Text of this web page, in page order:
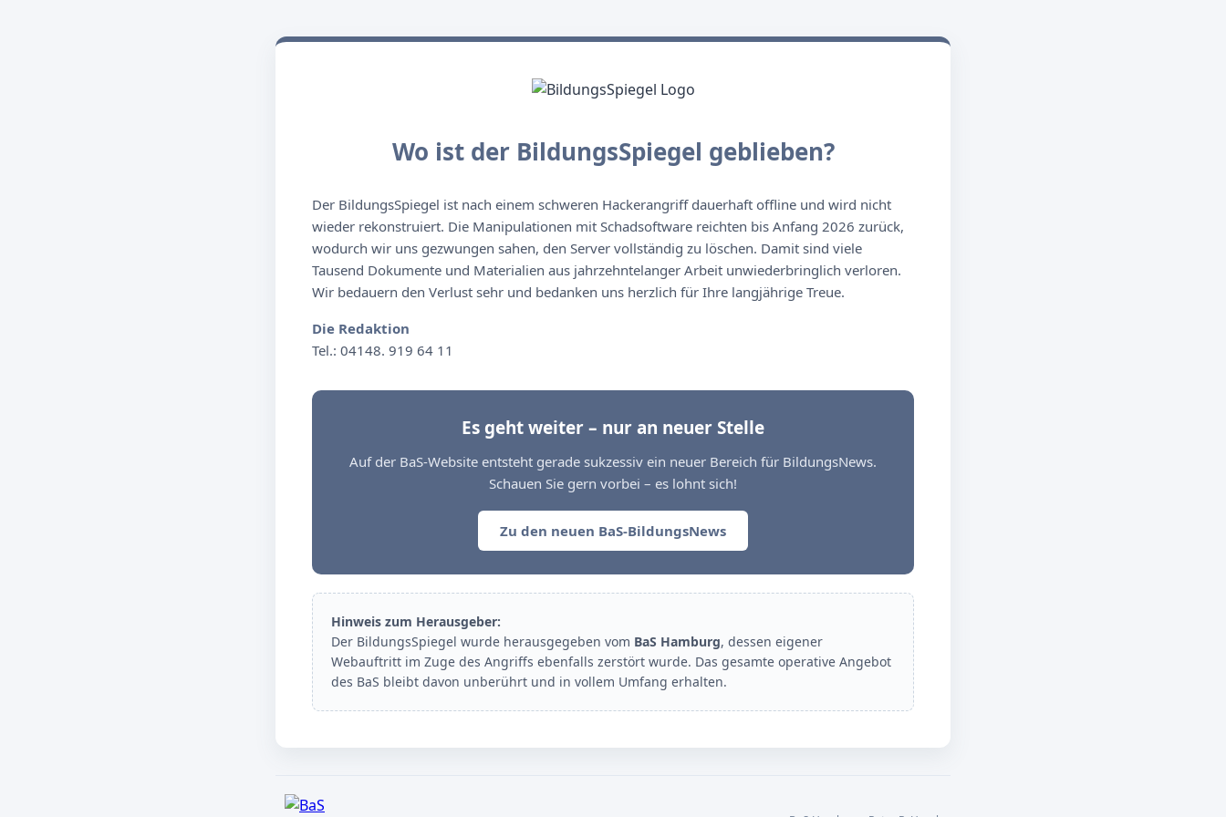
Wo ist der BildungsSpiegel geblieben?
Der BildungsSpiegel ist nach einem schweren Hackerangriff dauerhaft offline und wird nicht
wieder rekonstruiert. Die Manipulationen mit Schadsoftware reichten bis Anfang 2026 zurück,
wodurch wir uns gezwungen sahen, den Server vollständig zu löschen. Damit sind viele
Tausend Dokumente und Materialien aus jahrzehntelanger Arbeit unwiederbringlich verloren.
Wir bedauern den Verlust sehr und bedanken uns herzlich für Ihre langjährige Treue.
Die Redaktion
Tel.: 04148. 919 64 11
Es geht weiter – nur an neuer Stelle
Auf der BaS-Website entsteht gerade sukzessiv ein neuer Bereich für BildungsNews.
Schauen Sie gern vorbei – es lohnt sich!
Zu den neuen BaS-BildungsNews
Hinweis zum Herausgeber:
Der BildungsSpiegel wurde herausgegeben vom BaS Hamburg, dessen eigener
Webauftritt im Zuge des Angriffs ebenfalls zerstört wurde. Das gesamte operative Angebot
des BaS bleibt davon unberührt und in vollem Umfang erhalten.